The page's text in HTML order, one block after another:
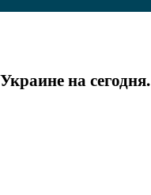
на сегодня.